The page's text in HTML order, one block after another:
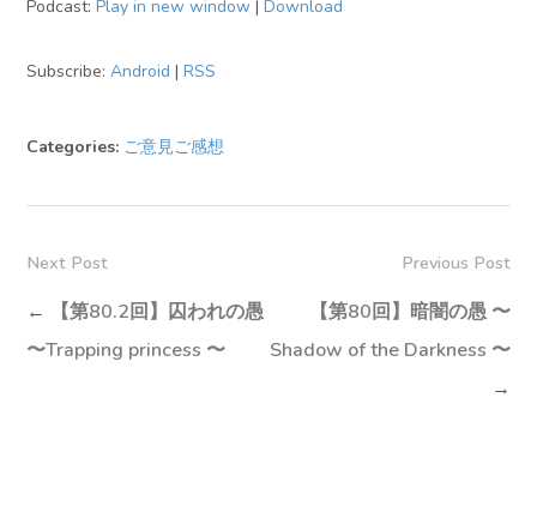
プ
ー
Podcast: Play in new window| Download
Subscribe: Android | RSS
Categories: ご意見ご感想
Previous Post
【第80回】暗闇の愚 〜
Shadow of the Darkness 〜
→
Next Post
←
【第80.2回】囚われの愚
〜Trapping princess 〜